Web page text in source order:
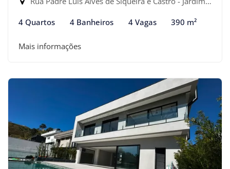
4 Quartos 4 Banheiros 4 Vagas 390 m²
Mais informações